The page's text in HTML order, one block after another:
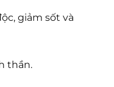
giảm sốt và
thần.